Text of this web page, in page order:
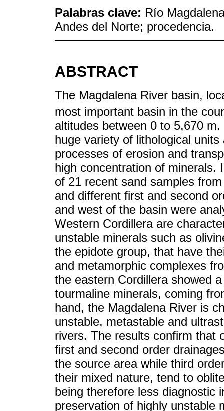
Palabras clave: Río
Andes del Norte; procedencia.
ABSTRACT
The Magdalena River basin,
most important basin in the
altitudes between 0 to 5,670
huge variety of lithological
processes of erosion and
high concentration of minerals.
of 21 recent sand samples
and different first and second
and west of the basin were
Western Cordillera are
unstable minerals such as
the epidote group, that have
and metamorphic complexes
the eastern Cordillera showed
tourmaline minerals, coming
hand, the Magdalena River is
unstable, metastable and
rivers. The results confirm that
first and second order
the source area while third
their mixed nature, tend to
being therefore less diagnostic
preservation of highly unstable